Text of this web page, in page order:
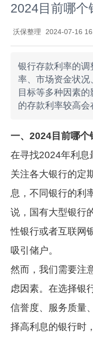
2024目前哪个
沃保整理 2024-07-16
银行存款利率的调
率、市场资金状
目标等多种因素
的存款利率较高会
一、2024目前哪个
在寻找2024年利息
关注各大银行的定
息，不同银行的利
说，国有大型银行
性银行或者互联网
吸引储户。
然而，我们需要注
虑因素。在选择银
信誉度、服务质量
择高利息的银行时